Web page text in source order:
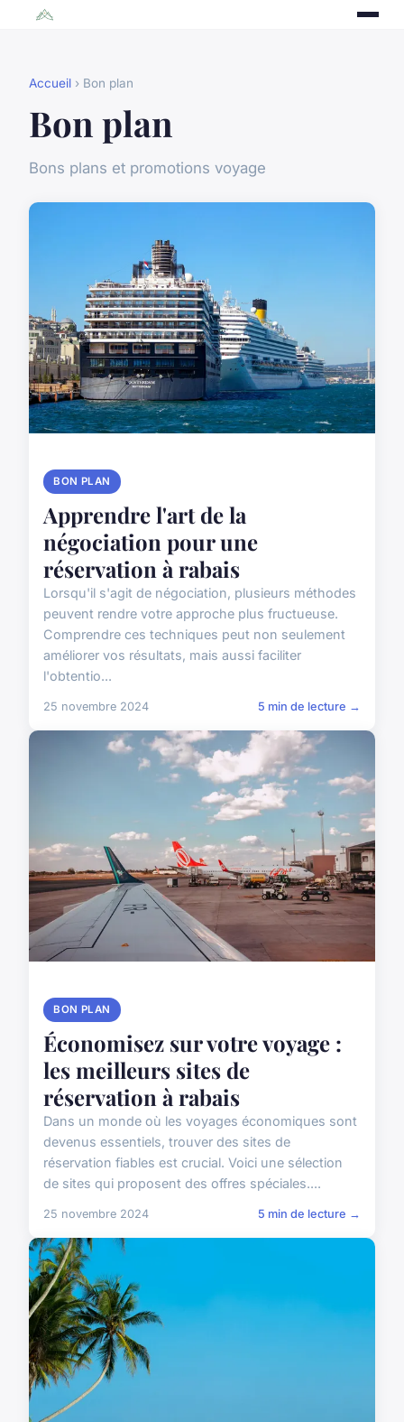
Accueil › Bon plan
Bon plan
Bons plans et promotions voyage
BON PLAN
Apprendre l'art de la
négociation pour une
réservation à rabais
Lorsqu'il s'agit de négociation, plusieurs méthodes
peuvent rendre votre approche plus fructueuse.
Comprendre ces techniques peut non seulement
améliorer vos résultats, mais aussi faciliter
l'obtentio...
25 novembre 2024 5 min de lecture →
BON PLAN
Économisez sur votre voyage :
les meilleurs sites de
réservation à rabais
Dans un monde où les voyages économiques sont
devenus essentiels, trouver des sites de
réservation fiables est crucial. Voici une sélection
de sites qui proposent des offres spéciales....
25 novembre 2024 5 min de lecture →